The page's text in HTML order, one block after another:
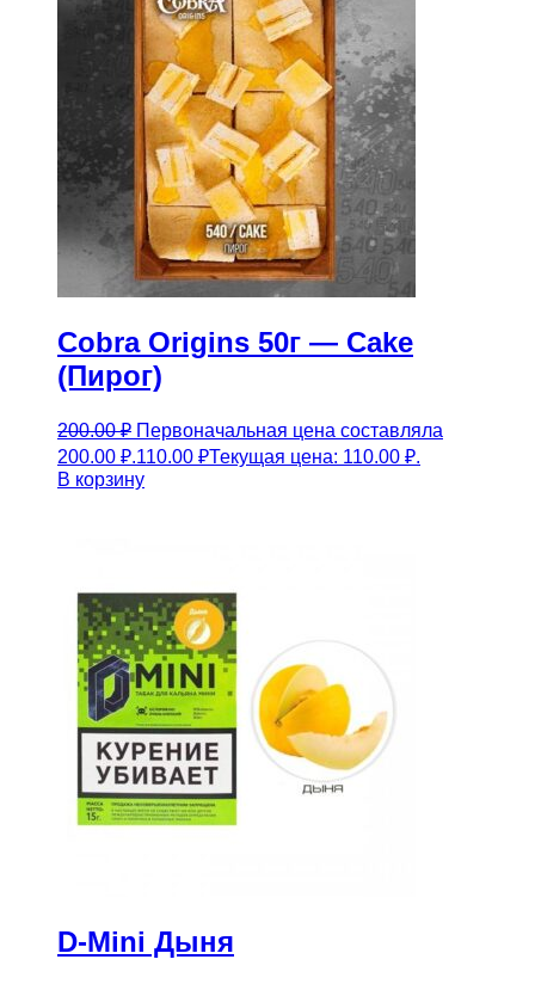
Cobra Origins 50г — Cake
(Пирог)
200.00₽ Первоначальная цена составляла
200.00 ₽.110.00 ₽Текущая цена: 110.00 ₽.
В корзину
D-Mini Дыня